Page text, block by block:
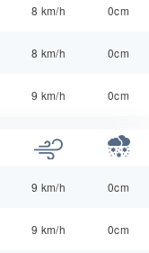
8 km/h 0cm
8 km/h 0cm
9 km/h 0cm
9 km/h 0cm
9 km/h 0cm